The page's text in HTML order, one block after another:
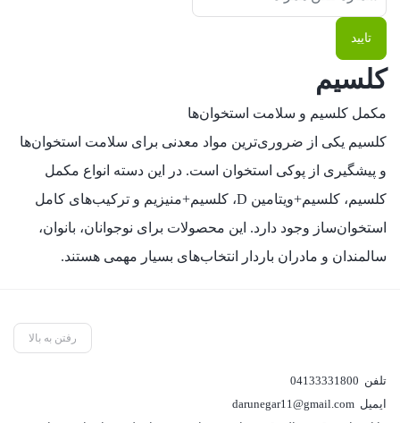
تایید
کلسیم
مکمل کلسیم و سلامت استخوان‌ها
کلسیم یکی از ضروری‌ترین مواد معدنی برای سلامت استخوان‌ها
و پیشگیری از پوکی استخوان است. در این دسته انواع مکمل
کلسیم، کلسیم+ویتامین D، کلسیم+منیزیم و ترکیب‌های کامل
استخوان‌ساز وجود دارد. این محصولات برای نوجوانان، بانوان،
سالمندان و مادران باردار انتخاب‌های بسیار مهمی هستند.
رفتن به بالا
تلفن 04133331800
ایمیل darunegar11@gmail.com